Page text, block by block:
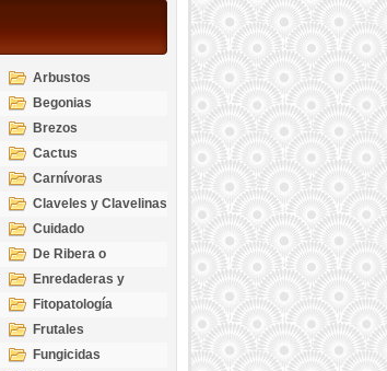
Arbustos
Begonias
Brezos
Cactus
Carnívoras
Claveles y Clavelinas
Cuidado
De Ribera o
Palustres
Enredaderas y
cubresuelos
Fitopatología
Frutales
Fungicidas